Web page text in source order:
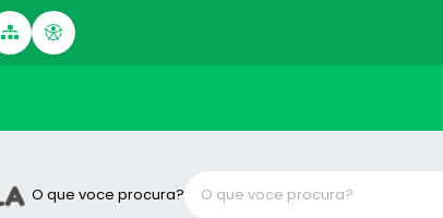
O que voce procura?